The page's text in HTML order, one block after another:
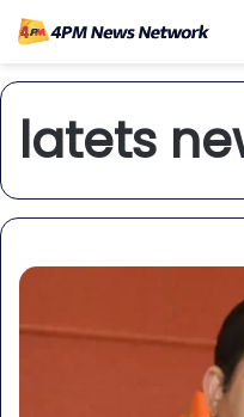
latets